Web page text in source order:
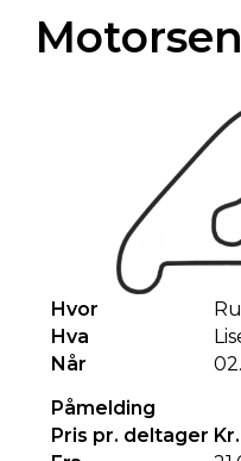
Hvor
Hva
Når
Påmelding
Pris pr. deltager